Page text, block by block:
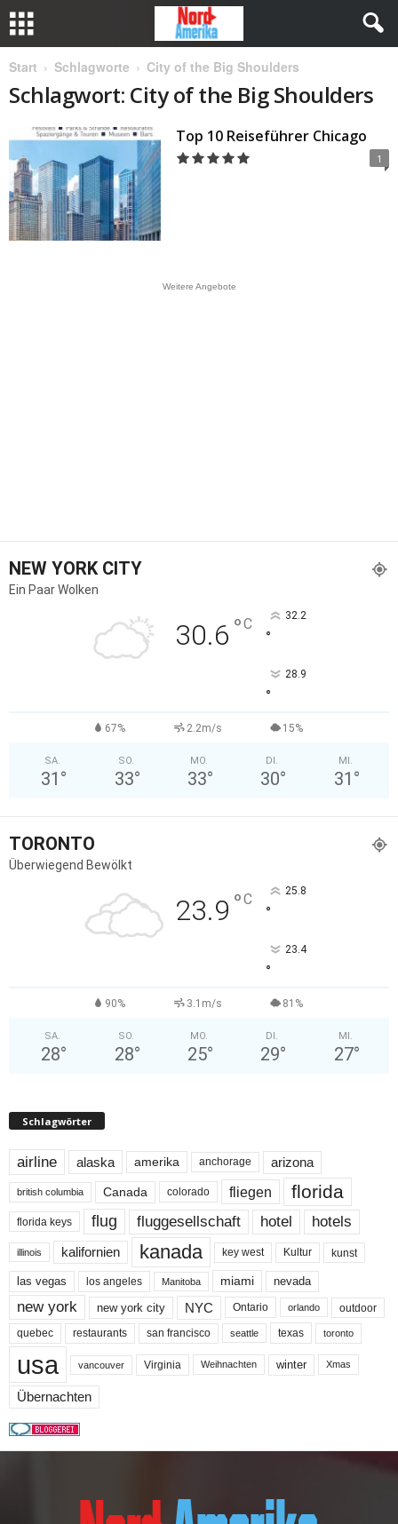
Start Schlagworte City of the Big Shoulders
Schlagwort: City of the Big Shoulders
Top 10 Reiseführer Chicago
1
Weitere Angebote
NEW YORK CITY
Ein Paar Wolken
30.6 °C 32.2
°
28.9
°
67% 2.2m/s 15%
SA.
31 °
SO.
33°
MO.
33°
DI.
30°
MI.
31 °
TORONTO
Überwiegend Bewölkt
23.9 °C 25.8
°
23.4
°
90% 3.1m/s 81%
SA.
28°
SO.
28°
MO.
25°
DI.
29°
MI.
27°
Schlagwörter
airline alaska amerika anchorage arizona
british columbia Canada colorado fliegen florida
florida keys flug fluggesellschaft hotel hotels
illinois kalifornien kanada key west Kultur kunst
las vegas los angeles Manitoba miami nevada
new york new york city NYC Ontario orlando outdoor
quebec restaurants san francisco seattle texas toronto
usa vancouver Virginia Weihnachten winter Xmas
Übernachten